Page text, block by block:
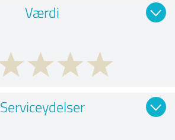
Værdi
Serviceydelser